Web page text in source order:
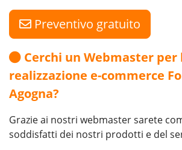
Preventivo gratuito
Cerchi un Webmaster per
realizzazione e-commerce
Agogna?
Grazie ai nostri webmaster sarete
soddisfatti dei nostri prodotti e del